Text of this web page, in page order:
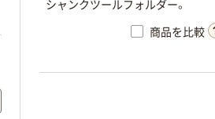
シャ ンクツールフ ォ ルダー。
商品を比較